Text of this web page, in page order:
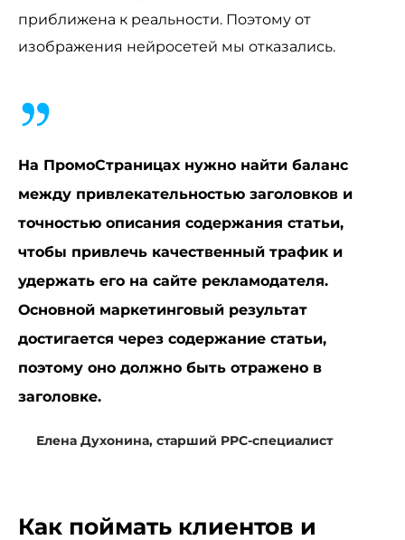
приближена к реальности. Поэтому от
изображения нейросетей мы отказались.
На ПромоСтраницах нужно найти баланс
между привлекательностью заголовков и
точностью описания содержания статьи,
чтобы привлечь качественный трафик и
удержать его на сайте рекламодателя.
Основной маркетинговый результат
достигается через содержание статьи,
поэтому оно должно быть отражено в
заголовке.
Елена Духонина, старший PPC-специалист
Как поймать клиентов и